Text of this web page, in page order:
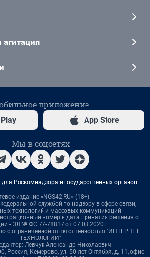
приложение
App Store
Мы в соцсетях
Роскомнадзора и государственных органов
издание «NGS42.RU» (18+)
службой по надзору в сфере связи,
технологий и массовых коммуникаций
номер и дата принятия решения о
- ЭЛ № ФС 77-78817 от 07.08.2020 г.
с ограниченной ответственностью "ИНТЕРНЕТ
ТЕХНОЛОГИИ"
Левчук Александр Николаевич
Россия, Кемерово, ул. 50 лет Октября, д. 11, офис